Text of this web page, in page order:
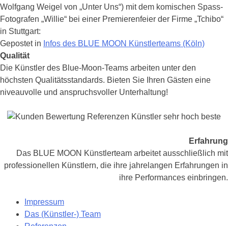
„Holger“
&
„Willie“
Wolfgang Weigel von „Unter Uns“) mit dem komischen Spass-
Fotografen „Willie“ bei einer Premierenfeier der Firme „Tchibo“
in Stuttgart:
Gepostet in Infos des BLUE MOON Künstlerteams (Köln)
Posts
Navigation
Qualität
Die Künstler des Blue-Moon-Teams arbeiten unter den
höchsten Qualitätsstandards. Bieten Sie Ihren Gästen eine
niveauvolle und anspruchsvoller Unterhaltung!
Erfahrung
Das BLUE MOON Künstlerteam arbeitet ausschließlich mit
professionellen Künstlern, die ihre jahrelangen Erfahrungen in
ihre Performances einbringen.
Impressum
Das (Künstler-) Team